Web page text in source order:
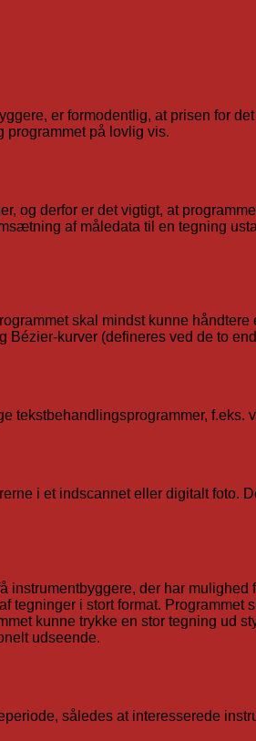
er formodentlig, at prisen for
på lovlig vis.
derfor er det vigtigt, at
af måledata til en tegning
skal mindst kunne
kurver (defineres ved de to
tekstbehandlingsprogrammer, f.eks.
i et indscannet eller digitalt foto.
der har
i stort format. Programmet
kunne trykke en stor tegning ud
udseende.
således at interesserede